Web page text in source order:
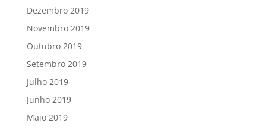
Dezembro 2019
Novembro 2019
Outubro 2019
Setembro 2019
Julho 2019
Junho 2019
Maio 2019